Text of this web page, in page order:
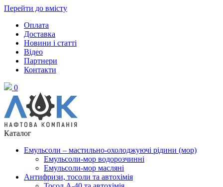
Перейти до вмісту
Оплата
Доставка
Новини і статті
Відео
Партнери
Контакти
0
Каталог
Емульсоли – мастильно-охолоджуючі рідини (мор)
Емульсоли-мор водорозчинні
Емульсоли-мор масляні
Антифризи, тосоли та автохімія